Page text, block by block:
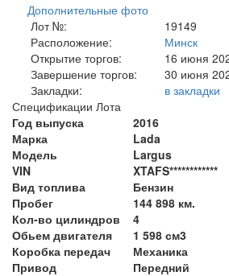
Дополнительные фото
Лот №:
19149
Расположение:
Минск
Открытие торгов:
16 июня
Завершение торгов:
30 июня
Закладки:
в закладки
Спецификации Лота
Год выпуска
2016
Марка
Lada
Модель
Largus
VIN
XTAFS************
Вид топлива
Бензин
Пробег
144 898 км.
Кол-во цилиндров
4
Обьем двигателя
1 598 см3
Коробка передач
Механика
Привод
Передний